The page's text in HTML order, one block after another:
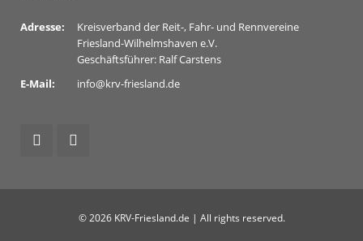
Adresse:
Kreisverband der Reit-, Fahr- und Rennvereine
Friesland-Wilhelmshaven e.V.
Geschäftsführer: Ralf Carstens
E-Mail:
info@krv-friesland.de
© 2026 KRV-Friesland.de | All rights reserved.